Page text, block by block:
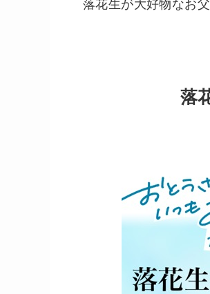
落花生が大好物なお
落